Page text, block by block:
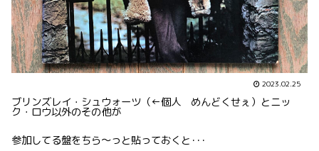
2023.02.25
ブリンズレイ・シュウォーツ（←個人 めんどくせぇ）とニッ
ク・ロウ以外のその他が
参加してる盤をちら〜っと貼っておくと･･･